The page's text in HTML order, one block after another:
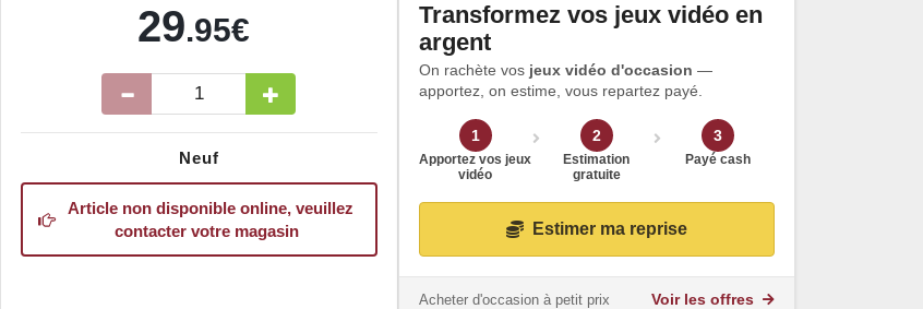
29.95€
Neuf
Article non disponible online, veuillez
contacter votre magasin
Transformez vos jeux vidéo en
argent
On rachète vos jeux vidéo d'occasion —
apportez, on estime, vous repartez payé.
1
Apportez vos jeux
vidéo
2
Estimation
gratuite
3
Payé cash
Estimer ma reprise
Acheter d'occasion à petit prix Voir les offres